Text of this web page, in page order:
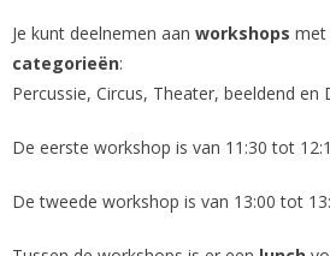
Je kunt deelnemen aan workshops met
categorieën:
Percussie, Circus, Theater, beeldend en
De eerste workshop is van 11:30 tot
De tweede workshop is van 13:00 tot